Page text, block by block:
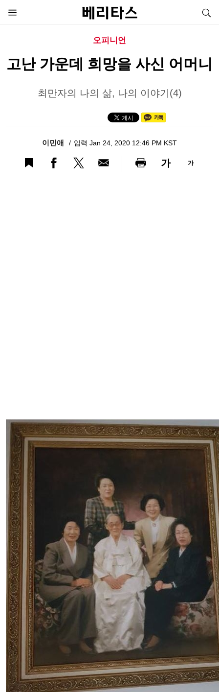
오피니언
고난 가운데 희망을 사신 어머니
최만자의 나의 삶, 나의 이야기(4)
이민애 입력 Jan 24, 2020 12:46 PM KST
가 가